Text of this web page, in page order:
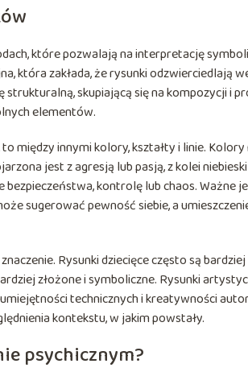
które pozwalają na interpretację
która zakłada, że rysunki odzwierciedlają
skupiającą się na kompozycji i
elementów.
między innymi kolory, kształty i linie.
jest z agresją lub pasją, z kolei
kontrolę lub chaos. Ważne
sugerować pewność siebie, a
Rysunki dziecięce często są
złożone i symboliczne. Rysunki
technicznych i kreatywności
kontekstu, w jakim powstały.
psychicznym?